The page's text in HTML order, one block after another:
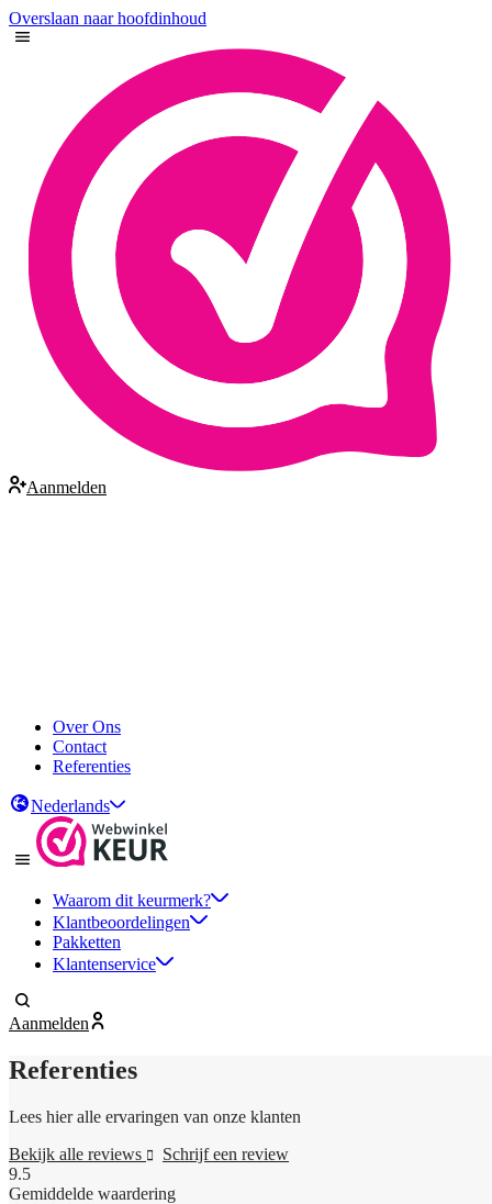
Overslaan naar hoofdinhoud
Aanmelden
Over Ons
Contact
Referenties
Nederlands
Waarom dit keurmerk?
Klantbeoordelingen
Pakketten
Klantenservice
Aanmelden
Referenties
Lees hier alle ervaringen van onze klanten
Bekijk alle reviews
Schrijf een review
9.5
Gemiddelde waardering